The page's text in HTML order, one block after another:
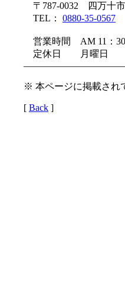
〒787-0032 四万十
TEL： 0880-35-0567
営業時間 AM 11：30
定休日 月曜日
※ 本ページに掲載され
[ Back ]